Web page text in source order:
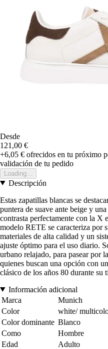
Desde
121,00 €
+6,05 € ofrecidos en tu próximo
validación de tu pedido
Loading...
Descripción
Estas zapatillas blancas se
puntera de suave ante beige y
contrasta perfectamente con la X
modelo RETE se caracteriza por
materiales de alta calidad y un
ajuste óptimo para el uso diario.
urbano relajado, para pasear por
quienes buscan una opción con
clásico de los años 80 durante su
Información adicional
Marca
Munich
Color
white/
Color dominante Blanco
Como
Hombre
Edad
Adulto